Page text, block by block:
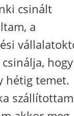
csinált
a
hétig temet.